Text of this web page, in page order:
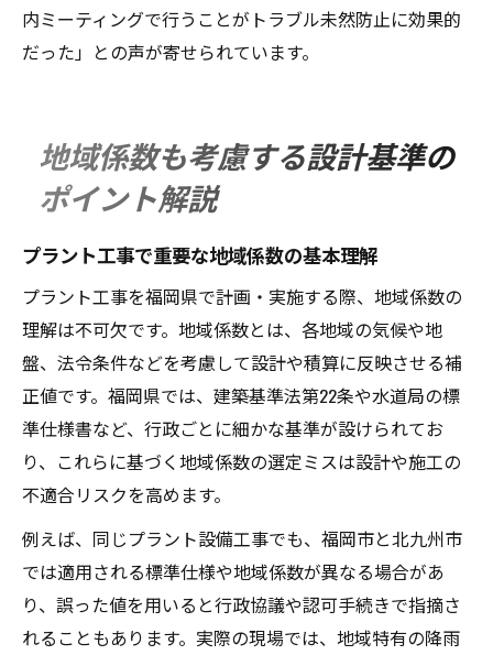
内ミーティングで行うことがトラブル未然防止に効果的
だった」との声が寄せられています。
地域係数も考慮する設計基準の
ポイント解説
プラント工事で重要な地域係数の基本理解
プラント工事を福岡県で計画・実施する際、地域係数の
理解は不可欠です。地域係数とは、各地域の気候や地
盤、法令条件などを考慮して設計や積算に反映させる補
正値です。福岡県では、建築基準法第22条や水道局の標
準仕様書など、行政ごとに細かな基準が設けられてお
り、これらに基づく地域係数の選定ミスは設計や施工の
不適合リスクを高めます。
例えば、同じプラント設備工事でも、福岡市と北九州市
では適用される標準仕様や地域係数が異なる場合があ
り、誤った値を用いると行政協議や認可手続きで指摘さ
れることもあります。実際の現場では、地域特有の降雨